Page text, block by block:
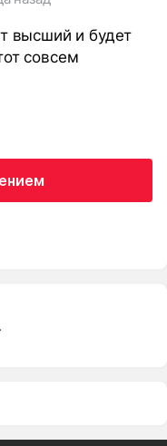
высший и будет
совсем